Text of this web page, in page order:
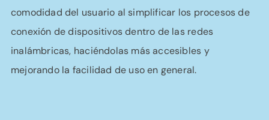
comodidad del usuario al simplificar los procesos de
conexión de dispositivos dentro de las redes
inalámbricas, haciéndolas más accesibles y
mejorando la facilidad de uso en general.